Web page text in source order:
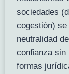
sociedades
cogestión) se
neutralidad
confianza sin
formas